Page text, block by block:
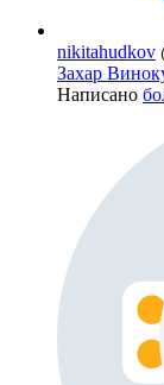
nikitahudkov
Захар
Написано